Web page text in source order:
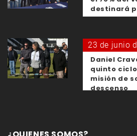
destinará
23 de junio
Daniel
quinto ciclo
misión de
descenso